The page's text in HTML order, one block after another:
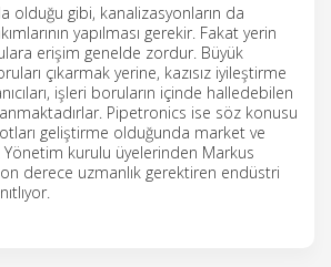
olduğu gibi, kanalizasyonların da
yapılması gerekir. Fakat yerin
erişim genelde zordur. Büyük
çıkarmak yerine, kazısız iyileştirme
işleri boruların içinde halledebilen
Pipetronics ise söz konusu
geliştirme olduğunda market ve
kurulu üyelerinden Markus
derece uzmanlık gerektiren endüstri